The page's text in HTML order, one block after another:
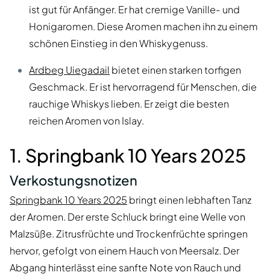
ist gut für Anfänger. Er hat cremige Vanille- und
Honigaromen. Diese Aromen machen ihn zu einem
schönen Einstieg in den Whiskygenuss.
Ardbeg Uiegadail bietet einen starken torfigen
Geschmack. Er ist hervorragend für Menschen, die
rauchige Whiskys lieben. Er zeigt die besten
reichen Aromen von Islay.
1. Springbank 10 Years 2025
Verkostungsnotizen
Springbank 10 Years 2025 bringt einen lebhaften Tanz
der Aromen. Der erste Schluck bringt eine Welle von
Malzsüße. Zitrusfrüchte und Trockenfrüchte springen
hervor, gefolgt von einem Hauch von Meersalz. Der
Abgang hinterlässt eine sanfte Note von Rauch und